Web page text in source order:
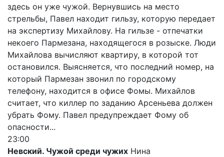
здесь он уже чужой. Вернувшись на место
стрельбы, Павел находит гильзу, которую передает
на экспертизу Михайлову. На гильзе - отпечатки
некоего Пармезана, находящегося в розыске. Люди
Михайлова вычисляют квартиру, в которой тот
остановился. Выясняется, что последний номер, на
который Пармезан звонил по городскому
телефону, находится в офисе Фомы. Михайлов
считает, что киллер по заданию Арсеньева должен
убрать Фому. Павел предупреждает Фому об
опасности...
23:00
Невский. Чужой среди чужих Нина